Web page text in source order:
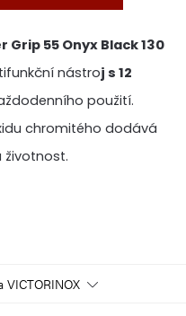
Grip 55 Onyx Black 130
nástroj s 12
použití.
chromitého dodává
životnost.
VICTORINOX